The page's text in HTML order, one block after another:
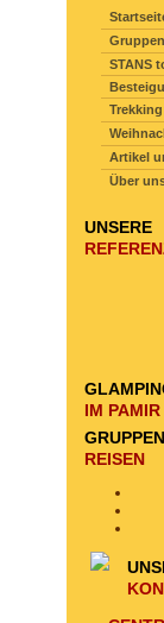
STANS
Artikel
Über
UNSERE
IM PAMIR
REISEN